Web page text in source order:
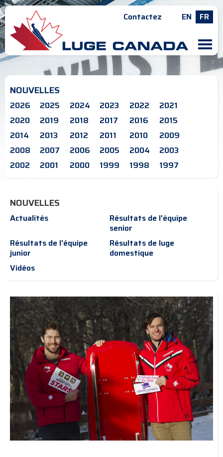
Contactez EN FR
M
NOUVELLES
2026 2025 2024 2023 2022
2021
2020
2019 2018 2017 2016
2015
2014
2013 2012 2011 2010
2009
2008
2007 2006 2005 2004
2003
2002
2001 2000 1999 1998 1997
NOUVELLES
Actualités
Résultats de l'équipe
senior
Résultats de l'équipe
junior
Résultats de luge
domestique
Vidéos